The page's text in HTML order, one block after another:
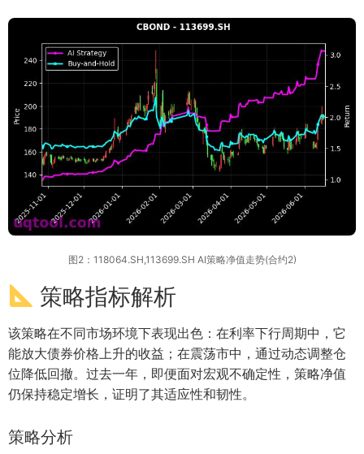
图2：118064.SH,113699.SH AI策略净值走势(合约2)
策略指标解析
该策略在不同市场环境下表现出色：在利率下行周期中，它
能放大债券价格上升的收益；在震荡市中，通过动态调整仓
位降低回撤。过去一年，即便面对宏观不确定性，策略净值
仍保持稳定增长，证明了其适应性和韧性。
策略分析